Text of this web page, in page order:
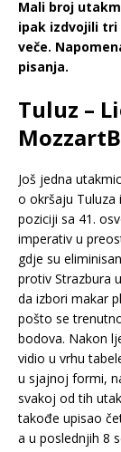
Mali broj
ipak izdvojili
veče.
pisanja.
Tuluz –
Još jedna
o okršaju Tuluza
poziciji sa 41.
imperativ u
gdje su
protiv Strazbura
da izbori makar
pošto se
bodova. Nakon
vidio u vrhu
u sjajnoj formi,
svakoj od tih
takođe upisao
a u poslednjih 8